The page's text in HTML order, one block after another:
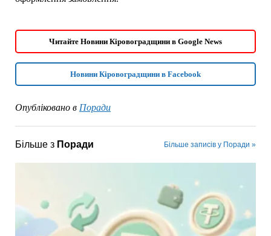
Читайте Новини Кіровоградщини в Google News
Новини Кіровоградщини в Facebook
Опубліковано в Поради
Більше з Поради Більше записів у Поради »